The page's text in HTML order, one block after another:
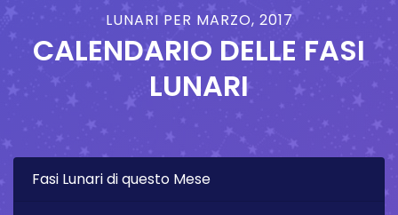
LUNARI PER MARZO, 2017
CALENDARIO DELLE FASI
LUNARI
Fasi Lunari di questo Mese